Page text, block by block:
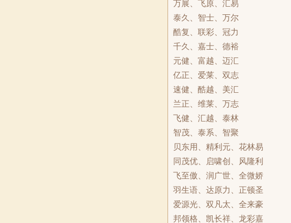
万展、飞原、汇易
泰久、智士、万尔
酷复、联彩、冠力
千久、嘉士、德裕
元健、富越、迈汇
亿正、爱莱、双志
速健、酷越、美汇
兰正、维莱、万志
飞健、汇越、泰林
智茂、泰系、智聚
贝东用、精利元、花林易
同茂优、启啸创、风隆利
飞至傲、润广世、全微娇
羽生语、达原力、正顿圣
爱源光、双凡太、全来豪
邦领格、凯长祥、龙彩嘉